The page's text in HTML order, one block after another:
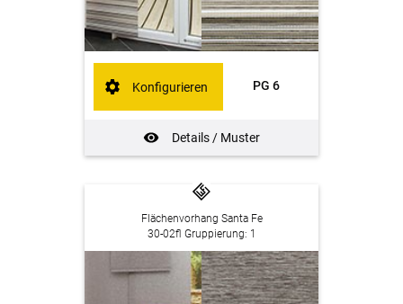
PG 6
Details / Muster
Konfigurieren
Flächenvorhang Santa Fe
30-02fl Gruppierung: 1